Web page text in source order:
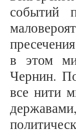
событий
в этом
Чернин.
все нити